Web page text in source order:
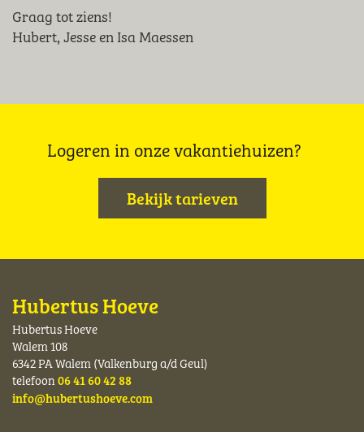
Graag tot ziens!
Hubert, Jesse en Isa Maessen
Logeren in onze vakantiehuizen?
Bekijk tarieven
Hubertus Hoeve
Hubertus Hoeve
Walem 108
6342 PA Walem (Valkenburg a/d Geul)
telefoon 06 41 60 42 88
info@hubertushoeve.com